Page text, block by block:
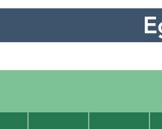
Departamento de
Universidade
Anhanguera.